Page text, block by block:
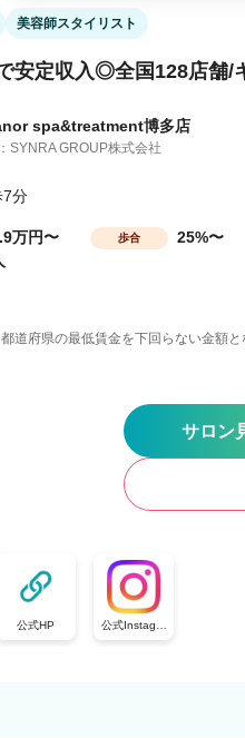
美容師スタイリスト
安定収入◎全国128店舗/
spa&treatment博多店
SYNRA GROUP株式会社
7分
万円〜 歩合 25%〜
道府県の最低賃金を下回らない金額と
サロン
公式HP
公式Instagra
m